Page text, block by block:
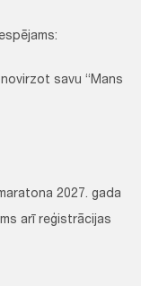
savu “Mans
2027. gada
arī reģistrācijas